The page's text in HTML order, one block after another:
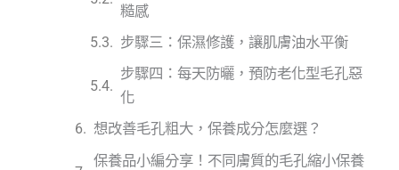
糙感
步驟三：保濕修護，讓肌膚油水平衡
步驟四：每天防曬，預防老化型毛孔惡
化
想改善毛孔粗大，保養成分怎麼選？
保養品小編分享！不同膚質的毛孔縮小保養